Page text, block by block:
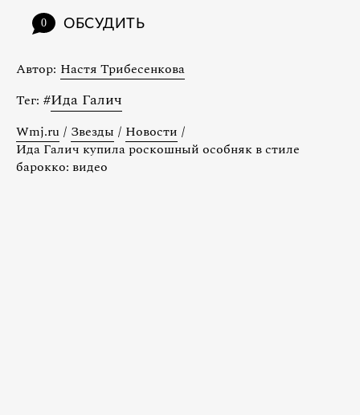
0 ОБСУДИТЬ
Автор: Настя Трибесенкова
Тег: #Ида Галич
Wmj.ru / Звезды / Новости /
Ида Галич купила роскошный особняк в стиле
барокко: видео